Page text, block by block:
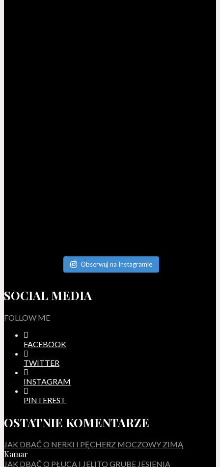
Obserwuj na Instagramie
SOCIAL MEDIA
FOLLOW ME
FACEBOOK
TWITTER
INSTAGRAM
PINTEREST
OSTATNIE KOMENTARZE
JAK DBAĆ O NERKI I PĘCHERZ MOCZOWY ZIMĄ
Kamar
JAK DBAĆ O PŁUCA I JELITO GRUBE JESIENIĄ